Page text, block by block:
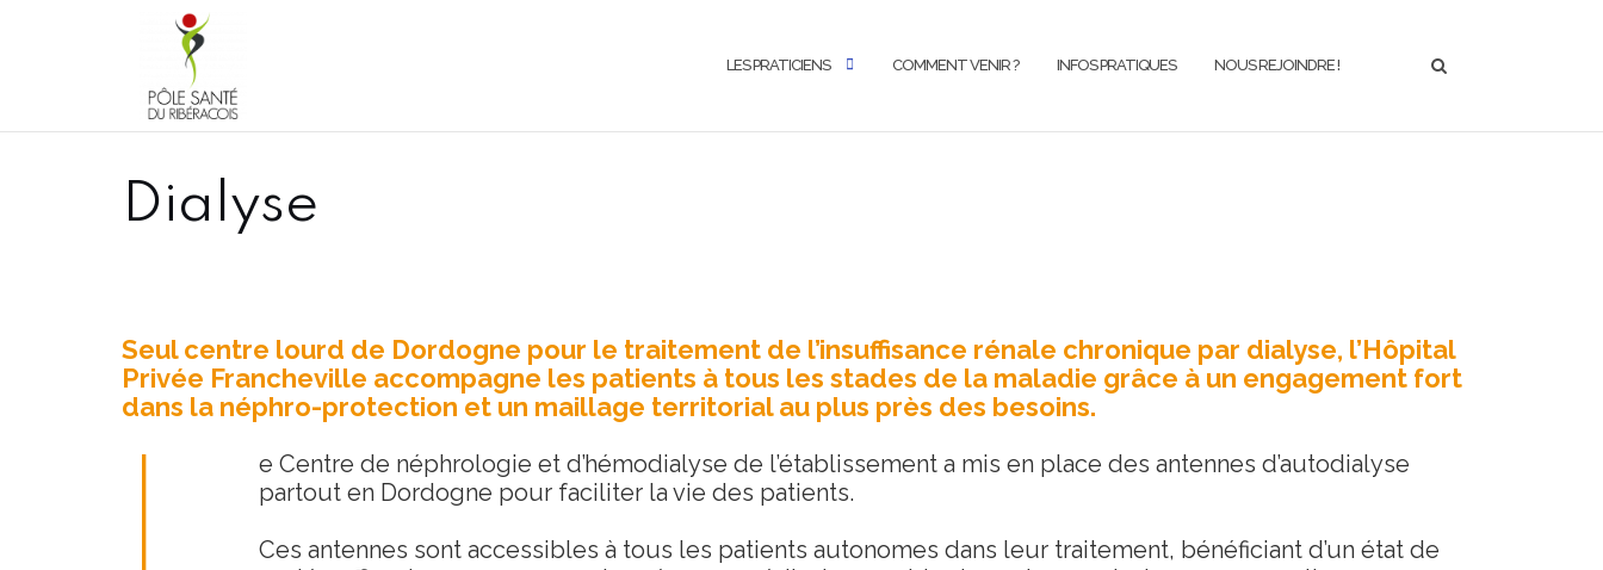
LES PRATICIENS COMMENT VENIR ? INFOS PRATIQUES NOUS REJOINDRE !
Dialyse
Seul centre lourd de Dordogne pour le traitement de l’insuffisance rénale chronique par dialyse, l’Hôpital
Privée Francheville accompagne les patients à tous les stades de la maladie grâce à un engagement fort
dans la néphro-protection et un maillage territorial au plus près des besoins.
e Centre de néphrologie et d’hémodialyse de l’établissement a mis en place des antennes d’autodialyse
partout en Dordogne pour faciliter la vie des patients.
Ces antennes sont accessibles à tous les patients autonomes dans leur traitement, bénéficiant d’un état de